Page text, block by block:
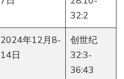
32:2
2024年12月8-
14日
创世纪
32:3-
36:43